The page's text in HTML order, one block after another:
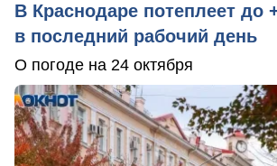
В Краснодаре потеплеет до
в последний рабочий день
О погоде на 24 октября